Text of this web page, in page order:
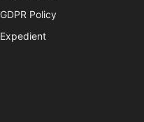
GDPR Policy
Expedient